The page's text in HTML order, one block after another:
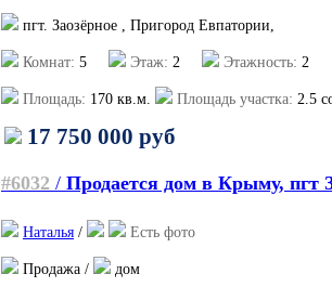
пгт. Заозёрное , Пригород Евпатории,
Комнат: 5 Этаж: 2 Этажность: 2
Площадь: 170 кв.м. Площадь участка: 2.5
17 750 000 руб
#6032 / Продается дом в Крыму, пгт
Наталья / Есть фото
Продажа / дом